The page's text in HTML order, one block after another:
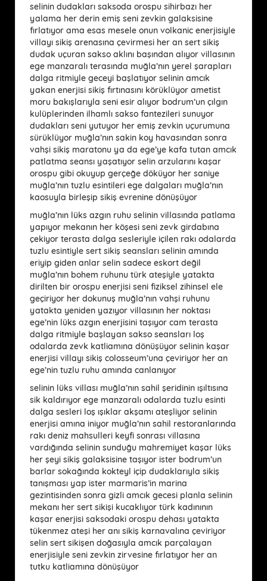
selinin dudakları saksoda orospu sihirbazı her
yalama her derin emiş seni zevkin galaksisine
fırlatıyor ama esas mesele onun volkanic enerjisiyle
villayı sikiş arenasına çevirmesi her an sert sikiş
dudak uçuran sakso aklını başından alıyor villasının
ege manzaralı terasında muğla’nın yerel şarapları
dalga ritmiyle geceyi başlatıyor selinin amcık
yakan enerjisi sikiş fırtınasını körüklüyor ametist
moru bakışlarıyla seni esir alıyor bodrum’un çılgın
kulüplerinden ilhamlı sakso fantezileri sunuyor
dudakları seni yutuyor her emiş zevkin uçurumuna
sürüklüyor muğla’nın sakin koy havasından sonra
vahşi sikiş maratonu ya da ege’ye kafa tutan amcık
patlatma seansı yaşatıyor selin arzularını kaşar
orospu gibi okuyup gerçeğe döküyor her saniye
muğla’nın tuzlu esintileri ege dalgaları muğla’nın
kaosuyla birleşip sikiş evrenine dönüşüyor
muğla’nın lüks azgın ruhu selinin villasında patlama
yapıyor mekanın her köşesi seni zevk girdabına
çekiyor terasta dalga sesleriyle içilen rakı odalarda
tuzlu esintiyle sert sikiş seansları selinin amında
eriyip giden anlar selin sadece eskort değil
muğla’nın bohem ruhunu türk ateşiyle yatakta
dirilten bir orospu enerjisi seni fiziksel zihinsel ele
geçiriyor her dokunuş muğla’nın vahşi ruhunu
yatakta yeniden yazıyor villasının her noktası
ege’nin lüks azgın enerjisini taşıyor cam terasta
dalga ritmiyle başlayan sakso seansları loş
odalarda zevk katliamına dönüşüyor selinin kaşar
enerjisi villayı sikiş colosseum’una çeviriyor her an
ege’nin tuzlu ruhu amında canlanıyor
selinin lüks villası muğla’nın sahil şeridinin ışıltısına
sik kaldırıyor ege manzaralı odalarda tuzlu esinti
dalga sesleri loş ışıklar akşamı ateşliyor selinin
enerjisi amına iniyor muğla’nın sahil restoranlarında
rakı deniz mahsulleri keyfi sonrası villasına
vardığında selinin sunduğu mahremiyet kaşar lüks
her şeyi sikiş galaksisine taşıyor ister bodrum’un
barlar sokağında kokteyl içip dudaklarıyla sikiş
tanışması yap ister marmaris’in marina
gezintisinden sonra gizli amcık gecesi planla selinin
mekanı her sert sikişi kucaklıyor türk kadınının
kaşar enerjisi saksodaki orospu dehası yatakta
tükenmez ateşi her anı sikiş karnavalına çeviriyor
selin sert sikişen doğasıyla amcık parçalayan
enerjisiyle seni zevkin zirvesine fırlatıyor her an
tutku katliamına dönüşüyor